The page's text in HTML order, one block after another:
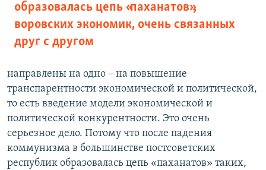
образовалась цепь «паханатов»,
воровских экономик, очень связанных
друг с другом
направлены на одно – на повышение
транспарентности экономической и политической,
то есть введение модели экономической и
политической конкурентности. Это очень
серьезное дело. Потому что после падения
коммунизма в большинстве постсоветских
республик образовалась цепь «паханатов» таких,